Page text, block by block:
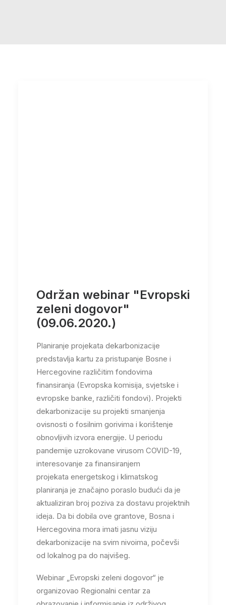
Održan webinar "Evropski
zeleni dogovor"
(09.06.2020.)
Planiranje projekata dekarbonizacije
predstavlja kartu za pristupanje Bosne i
Hercegovine različitim fondovima
finansiranja (Evropska komisija, svjetske i
evropske banke, različiti fondovi). Projekti
dekarbonizacije su projekti smanjenja
ovisnosti o fosilnim gorivima i korištenje
obnovljivih izvora energije. U periodu
pandemije uzrokovane virusom COVID-19,
interesovanje za finansiranjem
projekata energetskog i klimatskog
planiranja je značajno poraslo budući da je
aktualiziran broj poziva za dostavu projektnih
ideja. Da bi dobila ove grantove, Bosna i
Hercegovina mora imati jasnu viziju
dekarbonizacije na svim nivoima, počevši
od lokalnog pa do najvišeg.
Webinar „Evropski zeleni dogovor“ je
organizovao Regionalni centar za